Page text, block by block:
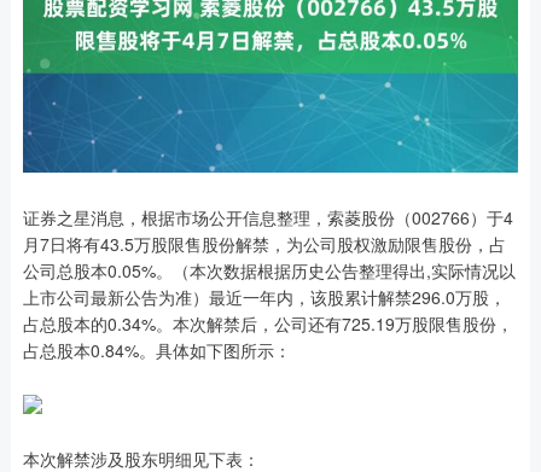
证券之星消息，根据市场公开信息整理，索菱股份（002766）于4
月7日将有43.5万股限售股份解禁，为公司股权激励限售股份，占
公司总股本0.05%。（本次数据根据历史公告整理得出,实际情况以
上市公司最新公告为准）最近一年内，该股累计解禁296.0万股，
占总股本的0.34%。本次解禁后，公司还有725.19万股限售股份，
占总股本0.84%。具体如下图所示：
本次解禁涉及股东明细见下表：